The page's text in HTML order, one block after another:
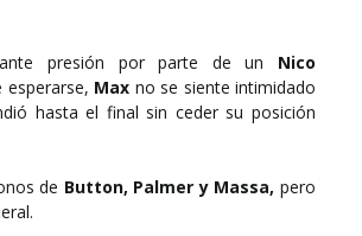
presión por parte de un Nico
Max no se siente intimidado
hasta el final sin ceder su posición
de Button, Palmer y Massa, pero